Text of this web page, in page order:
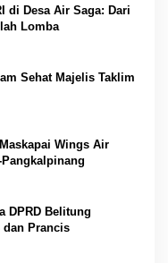
di Desa Air Saga: Dari
Lomba
Sehat Majelis Taklim
Wings Air
DPRD Belitung
dan Prancis